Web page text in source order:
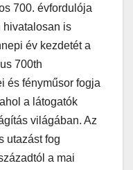
700. évfordulója
hivatalosan is
év kezdetét a
700th
és fényműsor fogja
a látogatók
világában. Az
utazást fog
a mai